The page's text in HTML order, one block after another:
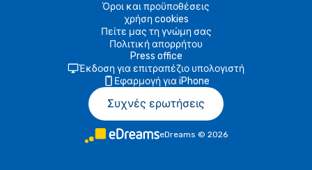
Όροι και προϋποθέσεις
χρήση cookies
Πείτε μας τη γνώμη σας
Πολιτική απορρήτου
Press office
Έκδοση για επιτραπέζιο υπολογιστή
Εφαρμογή για iPhone
Συχνές ερωτήσεις
eDreams © 2026